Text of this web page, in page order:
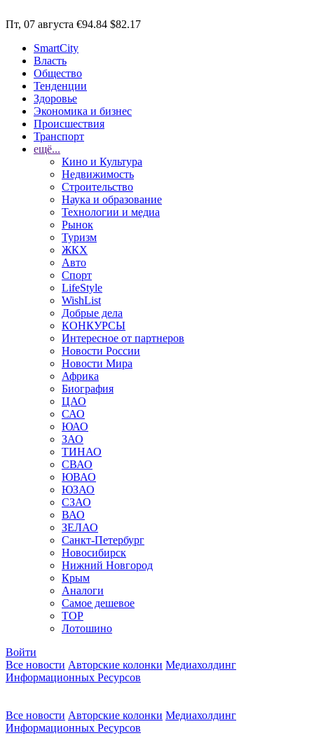
Пт, 07 августа €94.84 $82.17
SmartCity
Власть
Общество
Тенденции
Здоровье
Экономика и бизнес
Происшествия
Транспорт
ещё...
Кино и Культура
Недвижимость
Строительство
Наука и образование
Технологии и медиа
Рынок
Туризм
ЖКХ
Авто
Спорт
LifeStyle
WishList
Добрые дела
КОНКУРСЫ
Интересное от партнеров
Новости России
Новости Мира
Африка
Биография
ЦАО
САО
ЮАО
ЗАО
ТИНАО
СВАО
ЮВАО
ЮЗАО
СЗАО
ВАО
ЗЕЛАО
Санкт-Петербург
Новосибирск
Нижний Новгород
Крым
Аналоги
Самое дешевое
TOP
Лотошино
Войти
Все новости Авторские колонки Медиахолдинг
Информационных Ресурсов
Все новости Авторские колонки Медиахолдинг
Информационных Ресурсов